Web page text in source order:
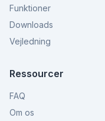
Funktioner
Downloads
Vejledning
Ressourcer
FAQ
Om os